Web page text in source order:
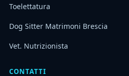
Toelettatura
Dog Sitter Matrimoni Brescia
Vet. Nutrizionista
CONTATTI